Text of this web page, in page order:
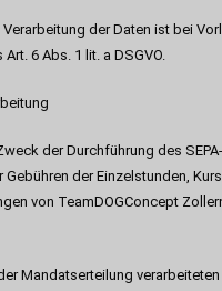
der Daten ist bei
6 Abs. 1 lit. a DSGVO.
der Durchführung des SEPA-
der Einzelstunden,
von TeamDOGConcept
Mandatserteilung verarbeiteten